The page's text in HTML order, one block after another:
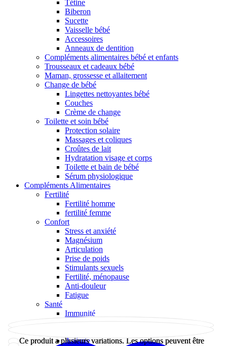
Ce produit a plusieurs variations. Les options peuvent être
Ce produit a plusieurs variations. Les options peuvent être
Tétine
Biberon
Sucette
Vaisselle bébé
Accessoires
Anneaux de dentition
Compléments alimentaires bébé et enfants
Trousseaux et cadeaux bébé
Maman, grossesse et allaitement
Change de bébé
Lingettes nettoyantes bébé
Couches
Crème de change
Toilette et soin bébé
Protection solaire
Massages et coliques
Croûtes de lait
Hydratation visage et corps
Toilette et bain de bébé
Sérum physiologique
Compléments Alimentaires
Fertilité
Fertilité homme
fertilité femme
Confort
Stress et anxiété
Magnésium
Articulation
Prise de poids
Stimulants sexuels
Fertilité, ménopause
Anti-douleur
Fatigue
Santé
Immunité
Forme et vitalité
Anémie